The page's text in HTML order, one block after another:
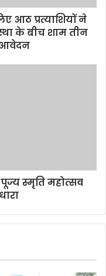
आठ प्रत्याशियों ने
के बीच शाम तीन
पूज्य स्मृति महोत्सव